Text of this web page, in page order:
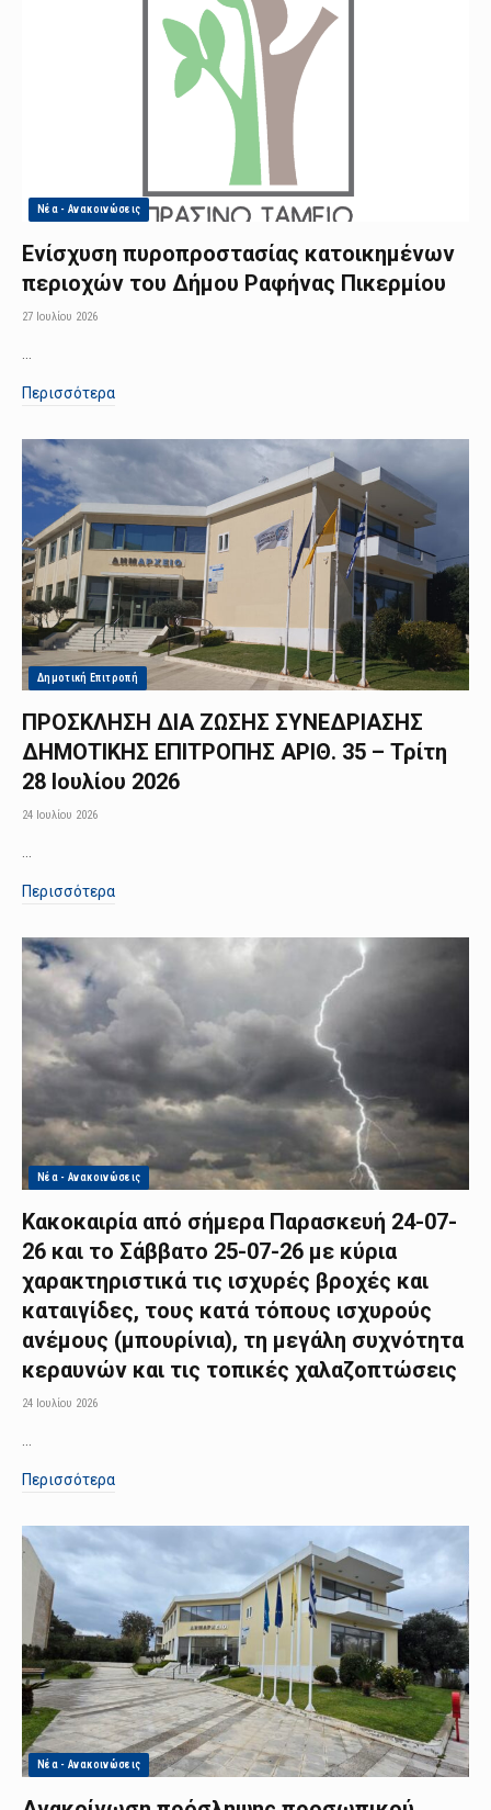
Νέα - Ανακοινώσεις
Ενίσχυση πυροπροστασίας κατοικημένων
περιοχών του Δήμου Ραφήνας Πικερμίου
27 Ιουλίου 2026
Περισσότερα
Δημοτική Επιτροπή
ΠΡΟΣΚΛΗΣΗ ΔΙΑ ΖΩΣΗΣ ΣΥΝΕΔΡΙΑΣΗΣ
ΔΗΜΟΤΙΚΗΣ ΕΠΙΤΡΟΠΗΣ ΑΡΙΘ. 35 – Τρίτη
28 Ιουλίου 2026
24 Ιουλίου 2026
Περισσότερα
Νέα - Ανακοινώσεις
Κακοκαιρία από σήμερα Παρασκευή 24-07-
26 και το Σάββατο 25-07-26 με κύρια
χαρακτηριστικά τις ισχυρές βροχές και
καταιγίδες, τους κατά τόπους ισχυρούς
ανέμους (μπουρίνια), τη μεγάλη συχνότητα
κεραυνών και τις τοπικές χαλαζοπτώσεις
24 Ιουλίου 2026
Περισσότερα
Νέα - Ανακοινώσεις